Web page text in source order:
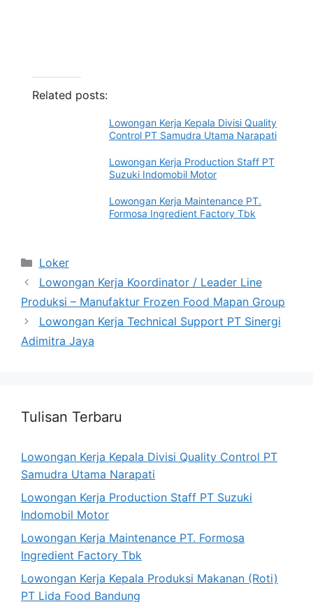
Related posts:
Lowongan Kerja Kepala Divisi Quality
Control PT Samudra Utama Narapati
Lowongan Kerja Production Staff PT
Suzuki Indomobil Motor
Lowongan Kerja Maintenance PT.
Formosa Ingredient Factory Tbk
Categories
Loker
Lowongan Kerja Koordinator / Leader Line
Produksi – Manufaktur Frozen Food Mapan Group
Lowongan Kerja Technical Support PT Sinergi
Adimitra Jaya
Tulisan Terbaru
Lowongan Kerja Kepala Divisi Quality Control PT
Samudra Utama Narapati
Lowongan Kerja Production Staff PT Suzuki
Indomobil Motor
Lowongan Kerja Maintenance PT. Formosa
Ingredient Factory Tbk
Lowongan Kerja Kepala Produksi Makanan (Roti)
PT Lida Food Bandung